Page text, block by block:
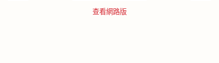
查看網路版